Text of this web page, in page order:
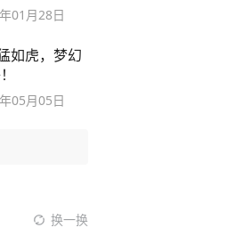
01月28日
如虎，梦幻
05月05日
换一换